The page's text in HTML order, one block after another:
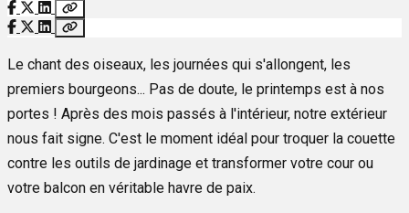
Le chant des oiseaux, les journées qui s'allongent, les
premiers bourgeons... Pas de doute, le printemps est à nos
portes ! Après des mois passés à l'intérieur, notre extérieur
nous fait signe. C'est le moment idéal pour troquer la couette
contre les outils de jardinage et transformer votre cour ou
votre balcon en véritable havre de paix.